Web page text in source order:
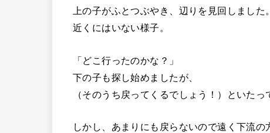
上の子がふとつぶやき、辺りを見回しました。
近くにはいない様子。
「どこ行ったのかな？」
下の子も探し始めましたが、
（そのうち戻ってくるでしょう！）といたっ
しかし、あまりにも戻らないので遠く下流